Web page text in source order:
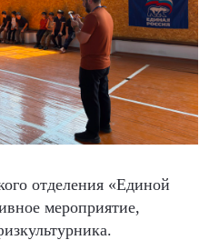
отделения «Единой
мероприятие,